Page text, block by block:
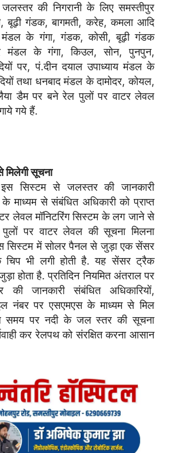
की निगरानी के लिए समस्तीपुर
बूढ़ी गंडक, बागमती, करेह, कमला आदि
मंडल के गंगा, गंडक, कोसी, बूढ़ी गंडक
मंडल के गंगा, किउल, सोन, पुनपुन,
पर, पं.दीन दयाल उपाध्याय मंडल के
तथा धनबाद मंडल के दामोदर, कोयल,
डैम पर बने रेल पुलों पर वाटर लेवल
गये हैं.
मिलेगी सूचना
इस सिस्टम से जलस्तर की जानकारी
माध्यम से संबंधित अधिकारी को प्राप्त
लेवल मॉनिटरिंग सिस्टम के लग जाने से
पर वाटर लेवल की सूचना मिलना
सिस्टम में सोलर पैनल से जुड़ा एक सेंसर
चिप भी लगी होती है. यह सेंसर ट्रैक
होता है. प्रतिदिन नियमित अंतराल पर
जानकारी संबंधित अधिकारियों,
नंबर पर एसएमएस के माध्यम से मिल
समय पर नदी के जल स्तर की सूचना
कर रेलपथ को संरक्षित करना आसान